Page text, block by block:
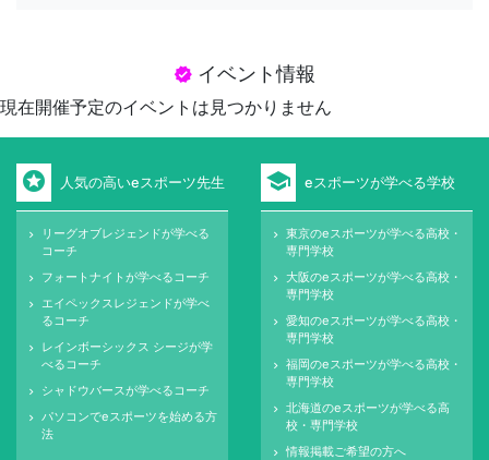
verified イベント情報
現在開催予定のイベントは見つかりません
stars 人気の高いeスポーツ先生
keyboard_arrow_right
リーグオブレジェンドが学べる
コーチ
keyboard_arrow_right フォートナイトが学べるコーチ
keyboard_arrow_right
エイペックスレジェンドが学べ
るコーチ
keyboard_arrow_right
レインボーシックス シージが学
べるコーチ
keyboard_arrow_right シャドウバースが学べるコーチ
keyboard_arrow_right
パソコンでeスポーツを始める方
法
school eスポーツが学べる学校
keyboard_arrow_right
東京のeスポーツが学べる高校・
専門学校
keyboard_arrow_right
大阪のeスポーツが学べる高校・
専門学校
keyboard_arrow_right
愛知のeスポーツが学べる高校・
専門学校
keyboard_arrow_right
福岡のeスポーツが学べる高校・
専門学校
keyboard_arrow_right
北海道のeスポーツが学べる高
校・専門学校
keyboard_arrow_right 情報掲載ご希望の方へ